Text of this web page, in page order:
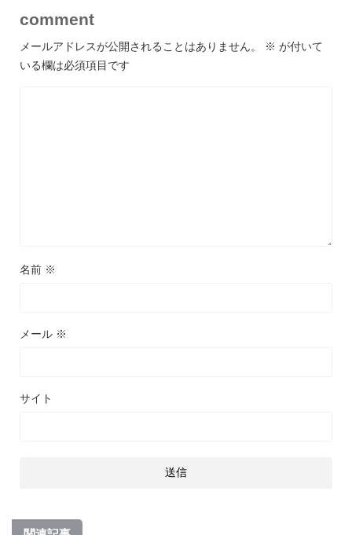
comment
メールアドレスが公開されることはありません。 ※ が付いて
いる欄は必須項目です
名前 ※
メール ※
サイト